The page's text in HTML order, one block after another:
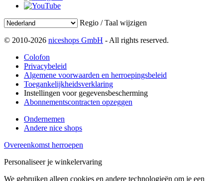
Regio / Taal wijzigen
© 2010-2026 niceshops GmbH - All rights reserved.
Colofon
Privacybeleid
Algemene voorwaarden en herroepingsbeleid
Toegankelijkheidsverklaring
Instellingen voor gegevensbescherming
Abonnementscontracten opzeggen
Ondernemen
Andere nice shops
Overeenkomst herroepen
Personaliseer je winkelervaring
We gebruiken alleen cookies en andere technologieën om je een